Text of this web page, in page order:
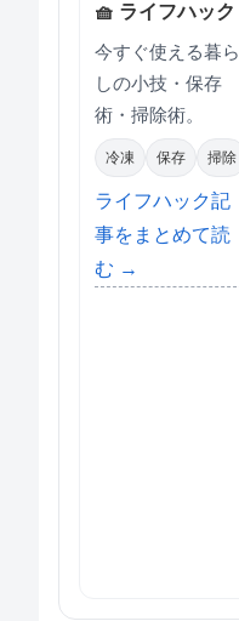
🧺 ライフハック
今すぐ使える暮ら
しの小技・保存
術・掃除術。
冷凍 保存 掃除
ライフハック記
事をまとめて読
む →